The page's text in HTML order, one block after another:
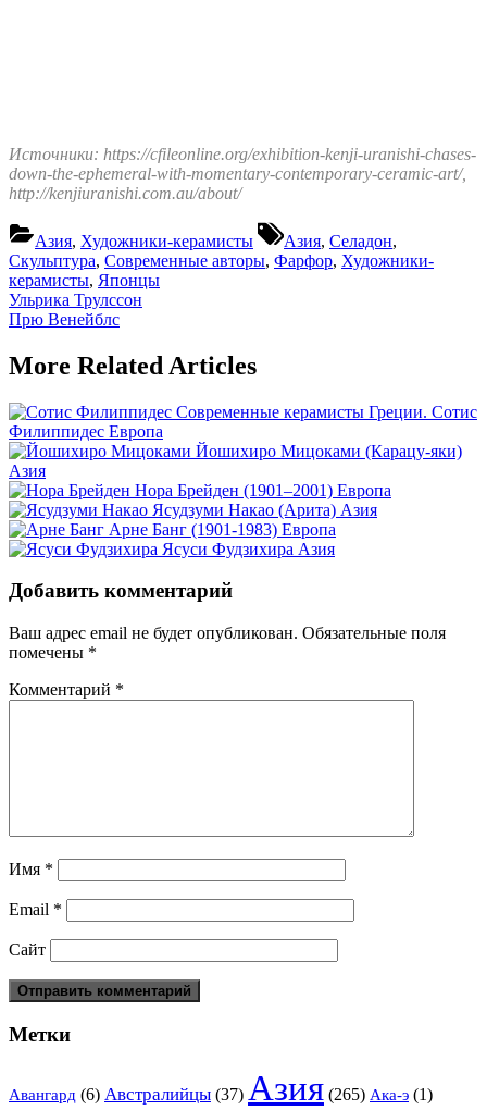
Источники: https://cfileonline.org/exhibition-kenji-uranishi-chases-
down-the-ephemeral-with-momentary-contemporary-ceramic-art/,
http://kenjiuranishi.com.au/about/
Азия, Художники-керамисты
Tags:
Азия, Селадон,
Скульптура, Современные авторы, Фарфор, Художники-
керамисты, Японцы
Навигация
по
записям
Previous
Post:
Ульрика Трулссон
Next
Прю Венейблс
More Related Articles
Современные керамисты Греции. Сотис
Филиппидес Европа
Йошихиро Мицоками (Карацу-яки)
Азия
Нора Брейден (1901–2001) Европа
Ясудзуми Накао (Арита) Азия
Арне Банг (1901-1983) Европа
Ясуси Фудзихира Азия
Добавить комментарий
Ваш адрес email не будет опубликован. Обязательные поля
помечены *
Комментарий *
Имя *
Email *
Сайт
Метки
Авангард (6) Австралийцы (37) Азия (265) Ака-э (1)